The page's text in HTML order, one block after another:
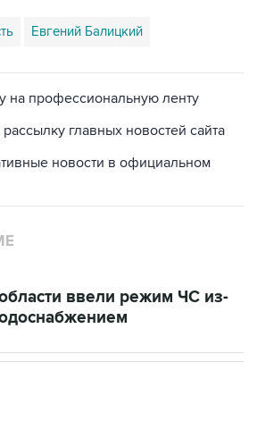
Евгений Балицкий
на профессиональную ленту
главных новостей сайта
новости в официальном
ввели режим ЧС из-